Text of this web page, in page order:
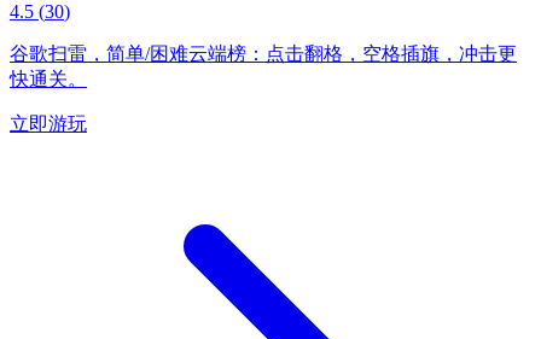
4.5 (30)
谷歌扫雷，简单/困难云端榜：点击翻格，空格插旗，冲击更
快通关。
立即游玩